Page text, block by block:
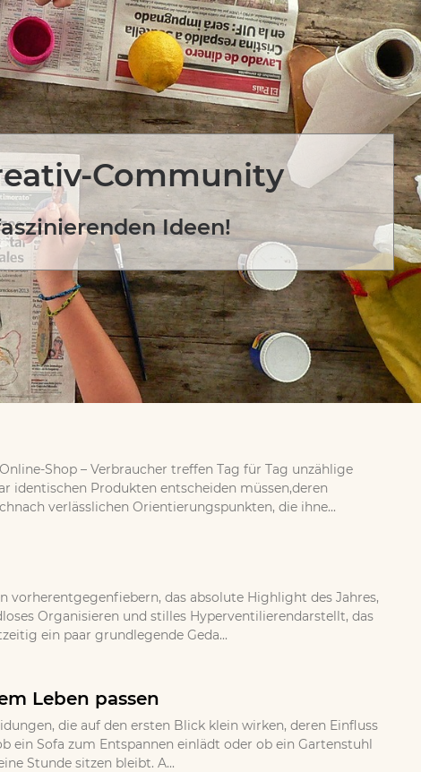
Community
Ideen!
Shop – Verbraucher treffen Tag für Tag unzählige
identischen Produkten entscheiden müssen,deren
verlässlichen Orientierungspunkten, die ihne...
vorherentgegenfiebern, das absolute Highlight des Jahres,
Organisieren und stilles Hyperventilierendarstellt, das
ein paar grundlegende Geda...
Leben passen
die auf den ersten Blick klein wirken, deren Einfluss
ein Sofa zum Entspannen einlädt oder ob ein Gartenstuhl
Stunde sitzen bleibt. A...